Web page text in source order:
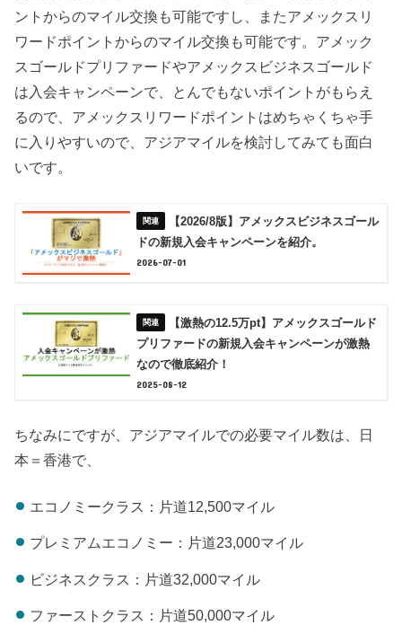
ントからのマイル交換も可能ですし、またアメックスリ
ワードポイントからのマイル交換も可能です。アメック
スゴールドプリファードやアメックスビジネスゴールド
は入会キャンペーンで、とんでもないポイントがもらえ
るので、アメックスリワードポイントはめちゃくちゃ手
に入りやすいので、アジアマイルを検討してみても面白
いです。
【2026/8版】アメックスビジネスゴール
ドの新規入会キャンペーンを紹介。
2026-07-01
【激熱の12.5万pt】アメックスゴールド
プリファードの新規入会キャンペーンが激熱
なので徹底紹介！
2025-08-12
ちなみにですが、アジアマイルでの必要マイル数は、日
本＝香港で、
エコノミークラス：片道12,500マイル
プレミアムエコノミー：片道23,000マイル
ビジネスクラス：片道32,000マイル
ファーストクラス：片道50,000マイル